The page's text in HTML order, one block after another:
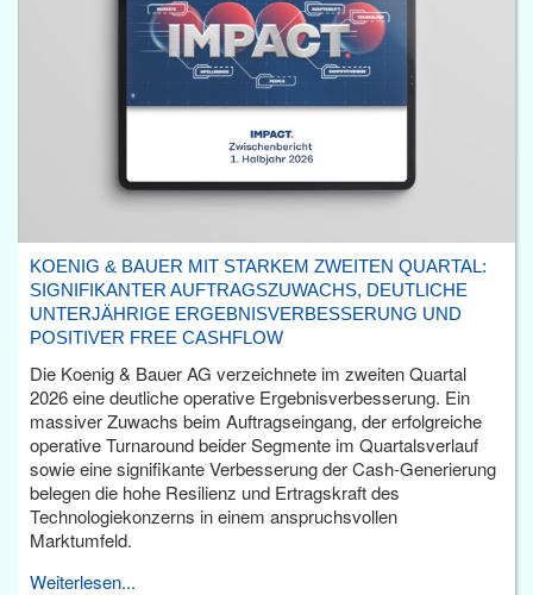
KOENIG & BAUER MIT STARKEM ZWEITEN QUARTAL:
SIGNIFIKANTER AUFTRAGSZUWACHS, DEUTLICHE
UNTERJÄHRIGE ERGEBNISVERBESSERUNG UND
POSITIVER FREE CASHFLOW
Die Koenig & Bauer AG verzeichnete im zweiten Quartal
2026 eine deutliche operative Ergebnisverbesserung. Ein
massiver Zuwachs beim Auftragseingang, der erfolgreiche
operative Turnaround beider Segmente im Quartalsverlauf
sowie eine signifikante Verbesserung der Cash-Generierung
belegen die hohe Resilienz und Ertragskraft des
Technologiekonzerns in einem anspruchsvollen
Marktumfeld.
Weiterlesen...